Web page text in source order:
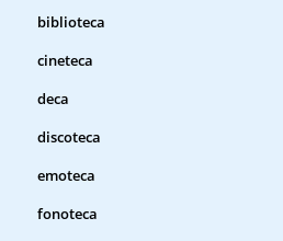
biblioteca
cineteca
deca
discoteca
emoteca
fonoteca